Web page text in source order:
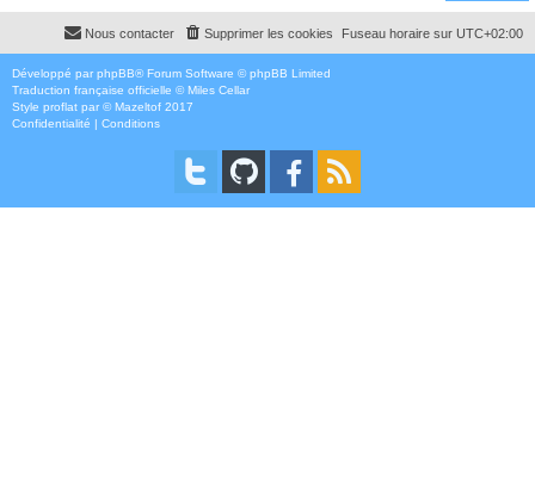
Fuseau horaire sur UTC+02:00
Supprimer les cookies
Nous contacter
Développé par phpBB® Forum Software © phpBB Limited
Traduction française officielle ©Miles Cellar
Style proflat par ©Mazeltof 2017
Confidentialité | Conditions